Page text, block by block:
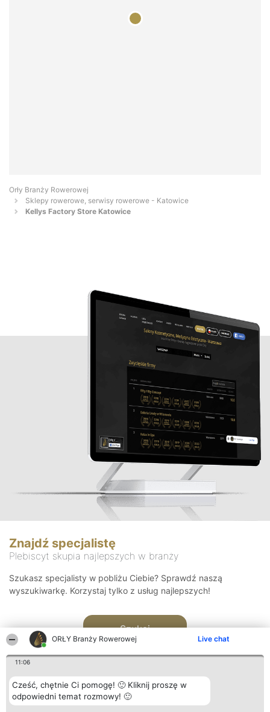
ORŁY Branży Rowerowej Live chat
11:06
Cześć, chętnie Ci pomogę! 🙂 Kliknij proszę w
odpowiedni temat rozmowy! 🙂
Orły Branży Rowerowej
Sklepy rowerowe, serwisy rowerowe - Katowice
Kellys Factory Store Katowice
Znajdź specjalistę
Plebiscyt skupia najlepszych w branży
Szukasz specjalisty w pobliżu Ciebie? Sprawdź naszą
wyszukiwarkę. Korzystaj tylko z usług najlepszych!
Szukaj